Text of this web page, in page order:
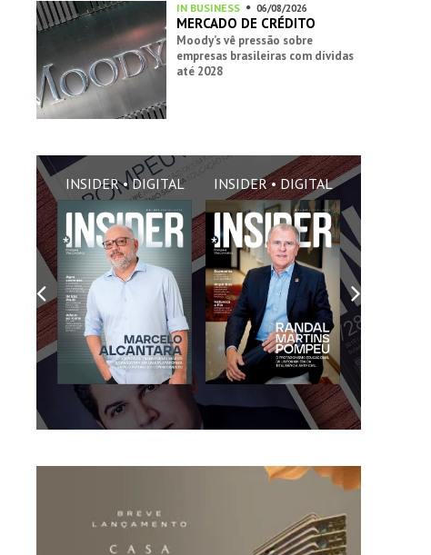
IN BUSINESS 06/08/2026
MERCADO DE CRÉDITO
Moody’s vê pressão sobre
empresas brasileiras com dívidas
até 2028
INSIDER • DIGITAL INSIDER • DIGITAL